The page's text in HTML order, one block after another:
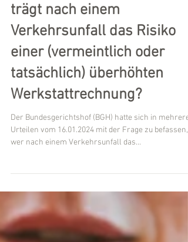
und Werkstattrisiko - Wer
trägt nach einem
Verkehrsunfall das Risiko
einer (vermeintlich oder
tatsächlich) überhöhten
Werkstattrechnung?
wer nach einem Verkehrsunfall das...